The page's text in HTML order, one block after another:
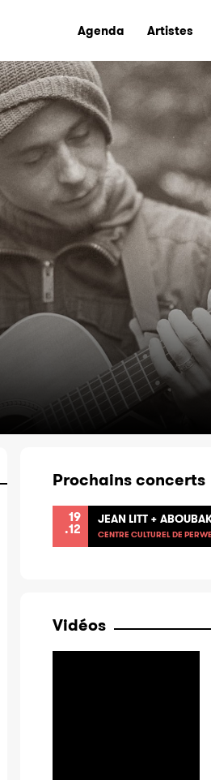
Agenda Artistes
Prochains concerts
19
.12
JEAN LITT +
CENTRE CULTUREL DE
Vidéos